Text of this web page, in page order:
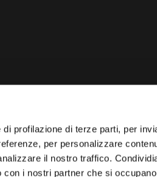
profilazione di terze parti, per
per personalizzare
il nostro traffico.
i nostri partner che si
Vai Al Garage
VUOI